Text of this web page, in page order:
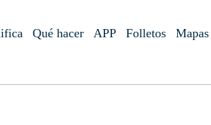
Qué hacer APP Folletos Mapas